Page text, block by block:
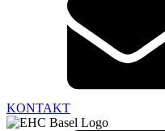
KONTAKT